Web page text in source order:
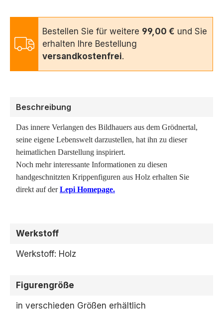
Bestellen Sie für weitere 99,00 € und Sie
erhalten Ihre Bestellung
versandkostenfrei.
Beschreibung
Das innere Verlangen des Bildhauers aus dem Grödnertal,
seine eigene Lebenswelt darzustellen, hat ihn zu dieser
heimatlichen Darstellung inspiriert.
Noch mehr interessante Informationen zu diesen
handgeschnitzten Krippenfiguren aus Holz erhalten Sie
direkt auf derLepi Homepage.
Werkstoff
Werkstoff: Holz
Figurengröße
in verschieden Größen erhältlich